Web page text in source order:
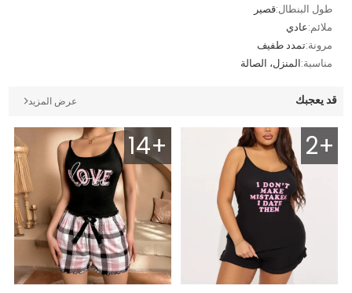
طول البنطال:قصير
ملائم:عادي
مرونة:تمدد طفيف
مناسبة:المنزل، الصالة
قد يعجبك عرض المزيد
2+
14+